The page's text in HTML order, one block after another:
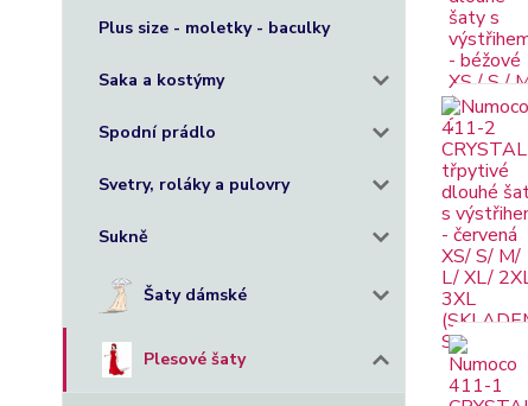
Plus size - moletky - baculky
Saka a kostýmy
Spodní prádlo
Svetry, roláky a pulovry
Sukně
Šaty dámské
Plesové šaty